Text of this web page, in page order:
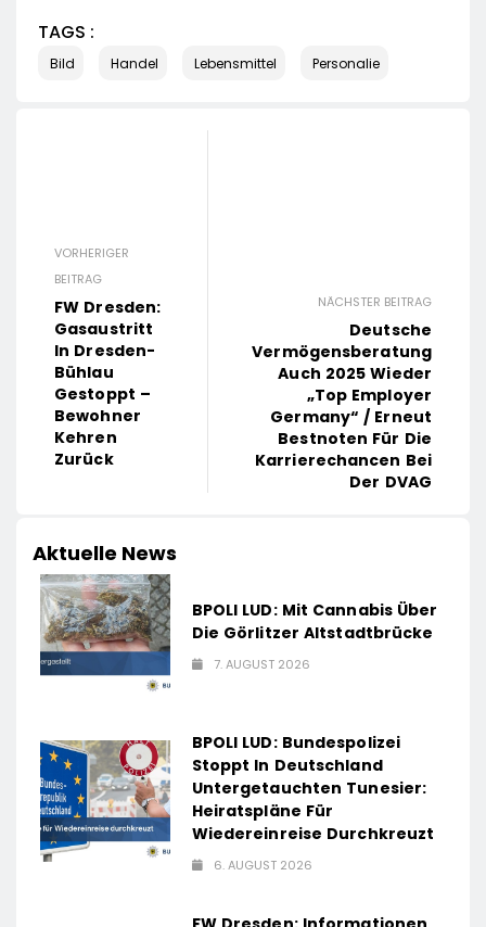
TAGS :
Bild Handel Lebensmittel Personalie
VORHERIGER
BEITRAG
FW Dresden:
Gasaustritt
In Dresden-
Bühlau
Gestoppt –
Bewohner
Kehren
Zurück
NÄCHSTER BEITRAG
Deutsche
Vermögensberatung
Auch 2025 Wieder
„Top Employer
Germany“ / Erneut
Bestnoten Für Die
Karrierechancen Bei
Der DVAG
Aktuelle News
BPOLI LUD: Mit Cannabis Über
Die Görlitzer Altstadtbrücke
7. AUGUST 2026
BPOLI LUD: Bundespolizei
Stoppt In Deutschland
Untergetauchten Tunesier:
Heiratspläne Für
Wiedereinreise Durchkreuzt
6. AUGUST 2026